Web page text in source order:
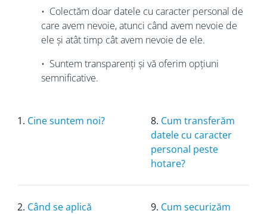
• Colectăm doar datele cu caracter personal de
care avem nevoie, atunci când avem nevoie de
ele și atât timp cât avem nevoie de ele.
• Suntem transparenți și vă oferim opțiuni
semnificative.
1. Cine suntem noi? 8. Cum transferăm
datele cu caracter
personal peste
hotare?
2. Când se aplică
9. Cum securizăm